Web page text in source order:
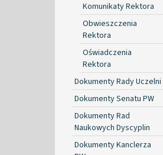
Komunikaty Rektora
Obwieszczenia
Rektora
Oświadczenia
Rektora
Dokumenty Rady Uczelni
Dokumenty Senatu PW
Dokumenty Rad
Naukowych Dyscyplin
Dokumenty Kanclerza